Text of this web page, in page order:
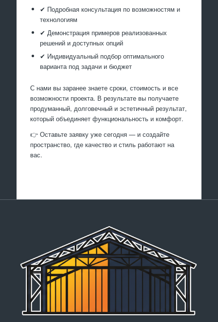
✔ Подробная консультация по возможностям и
технологиям
✔ Демонстрация примеров реализованных
решений и доступных опций
✔ Индивидуальный подбор оптимального
варианта под задачи и бюджет
С нами вы заранее знаете сроки, стоимость и все
возможности проекта. В результате вы получаете
продуманный, долговечный и эстетичный результат,
который объединяет функциональность и комфорт.
👉 Оставьте заявку уже сегодня — и создайте
пространство, где качество и стиль работают на
вас.